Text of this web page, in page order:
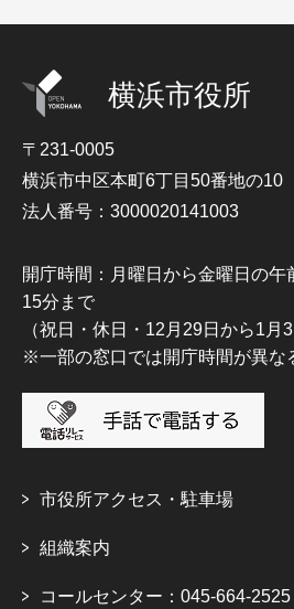
横浜市役所
〒231-0005
横浜市中区本町6丁目50番地の10
法人番号：3000020141003
開庁時間：月曜日から金曜日の
15分まで
（祝日・休日・12月29日から1月3
※一部の窓口では開庁時間が異な
市役所アクセス・駐車場
組織案内
コールセンター：045-664-2525